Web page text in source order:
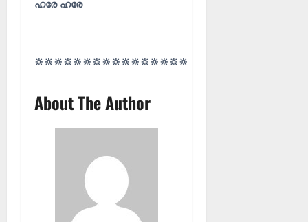
🔆🔆🔆🔆🔆🔆🔆🔆🔆🔆🔆🔆🔆🔆🔆🔆
About The Author